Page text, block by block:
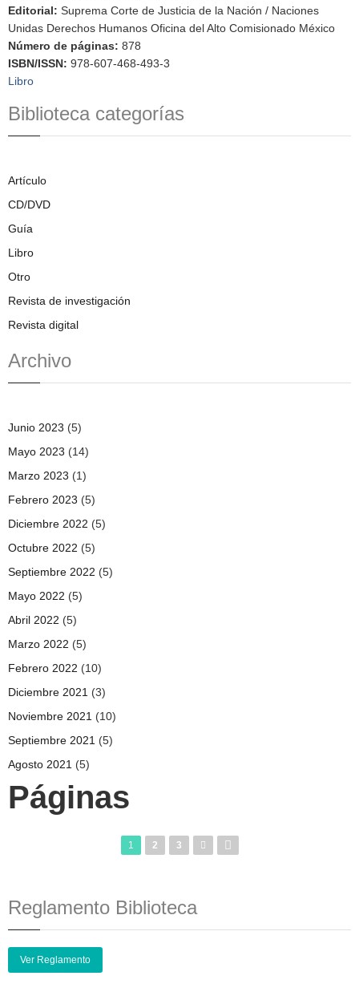
Editorial: Suprema Corte de Justicia de la Nación / Naciones
Unidas Derechos Humanos Oficina del Alto Comisionado México
Número de páginas: 878
ISBN/ISSN: 978-607-468-493-3
Libro
Biblioteca categorías
Artículo
CD/DVD
Guía
Libro
Otro
Revista de investigación
Revista digital
Archivo
Junio 2023 (5)
Mayo 2023 (14)
Marzo 2023 (1)
Febrero 2023 (5)
Diciembre 2022 (5)
Octubre 2022 (5)
Septiembre 2022 (5)
Mayo 2022 (5)
Abril 2022 (5)
Marzo 2022 (5)
Febrero 2022 (10)
Diciembre 2021 (3)
Noviembre 2021 (10)
Septiembre 2021 (5)
Agosto 2021 (5)
Páginas
1 2 3
Reglamento Biblioteca
Ver Reglamento